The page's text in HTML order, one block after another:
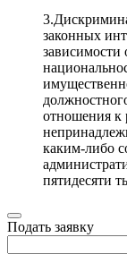
законных
зависимости
отношения к
каким-либо
пятидесяти
Подать заявку